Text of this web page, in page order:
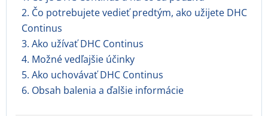
2. Čo potrebujete vedieť predtým, ako užijete DHC
Continus
3. Ako užívať DHC Continus
4. Možné vedľajšie účinky
5. Ako uchovávať DHC Continus
6. Obsah balenia a ďalšie informácie